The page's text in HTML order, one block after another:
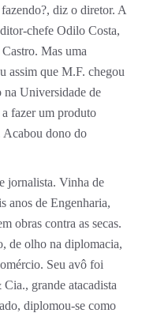
diz o diretor. A
chefe Odilo Costa,
Mas uma
assim que M.F. chegou
na Universidade de
fazer um produto
Acabou dono do
jornalista. Vinha de
anos de Engenharia,
obras contra as secas.
de olho na diplomacia,
Seu avô foi
grande atacadista
diplomou-se como